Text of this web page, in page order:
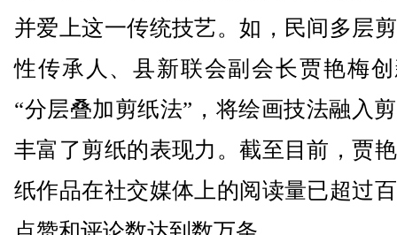
并爱上这一传统技艺。如，民间多层
性传承人、县新联会副会长贾艳梅
“分层叠加剪纸法”，将绘画技法融入
丰富了剪纸的表现力。截至目前，贾
纸作品在社交媒体上的阅读量已超过